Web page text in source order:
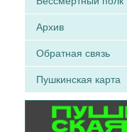
Архив
Обратная связь
Пушкинская карта